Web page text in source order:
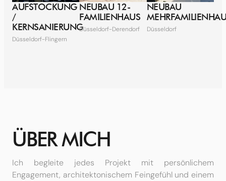
AUFSTOCKUNG
/
KERNSANIERUNG
Düsseldorf-Flingern
NEUBAU 12-
FAMILIENHAUS
Düsseldorf-Derendorf
NEUBAU
Düsseldorf
ÜBER MICH
Ich begleite jedes Projekt mit persönlichem
Engagement, architektonischem Feingefühl und einem